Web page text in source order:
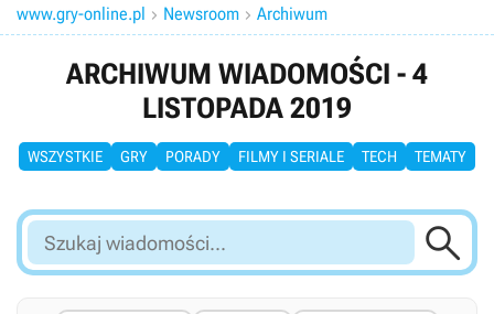
www.gry-online.pl  Newsroom  Archiwum
ARCHIWUM WIADOMOŚCI - 4
LISTOPADA 2019
WSZYSTKIE GRY PORADY FILMY I SERIALE TECH TEMATY
Szukaj
wiadomości...
